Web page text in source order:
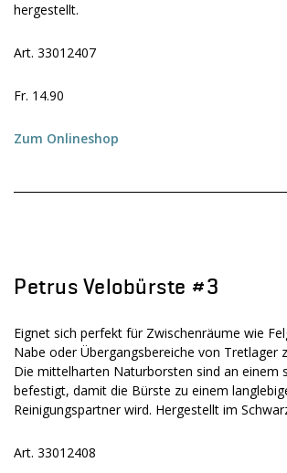
hergestellt.
Art. 33012407
Fr. 14.90
Zum Onlineshop
Petrus Velobürste #3
Eignet sich perfekt für Zwischenräume wie
Nabe oder Übergangsbereiche von Tretlager
Die mittelharten Naturborsten sind an einem
befestigt, damit die Bürste zu einem
Reinigungspartner wird. Hergestellt im
Art. 33012408